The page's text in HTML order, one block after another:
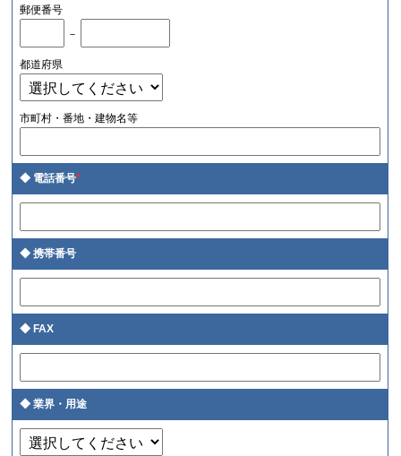
郵便番号
－
都道府県
市町村・番地・建物名等
電話番号*
携帯番号
FAX
業界・用途